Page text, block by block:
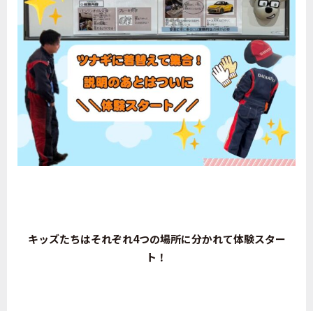
キッズたちはそれぞれ4つの場所に分かれて体験スター
ト！